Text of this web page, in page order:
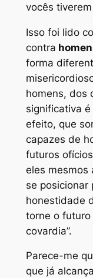
vocês
Isso foi lido
contra
forma
homens, dos
significativa
efeito, que
capazes de
futuros
eles mesmos
se posicionar
honestidade
torne o
covardia”.
Parece-me
que já